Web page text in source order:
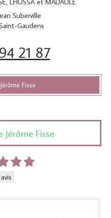
Suberville
Gaudens
21 87
Fisse
Jérôme Fisse